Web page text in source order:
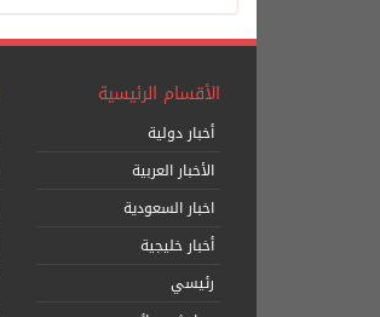
الأقسام الرئيسية
أخبار دولية
الأخبار العربية
اخبار السعودية
أخبار خليجية
رئيسي